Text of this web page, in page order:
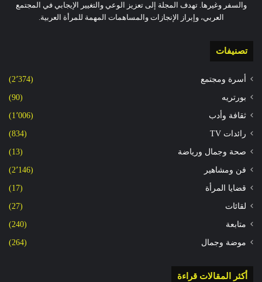
والسفر وغيرها. تهدف المجلة إلى تعزيز الوعي والتغيير الإيجابي في المجتمع
العربي، وإبراز الإنجازات والمساهمات المهمة للمرأة العربية.
تصنيفات
أسرة ومجتمع (2٬374)
بورتريه (90)
ثقافة وأدب (1٬006)
رائدات TV (834)
صحة وجمال ورياضة (13)
فن ومشاهير (2٬146)
قضايا المرأة (17)
لقائات (27)
متابعة (240)
موضة وجمال (264)
أكثر المقالات قراءة